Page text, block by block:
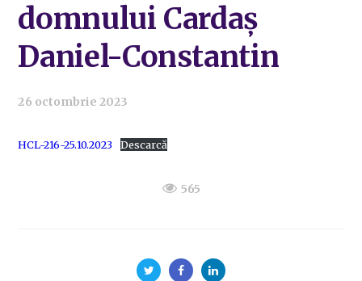
domnului Cardaș
Daniel-Constantin
26 octombrie 2023
HCL-216-25.10.2023 Descarcă
565